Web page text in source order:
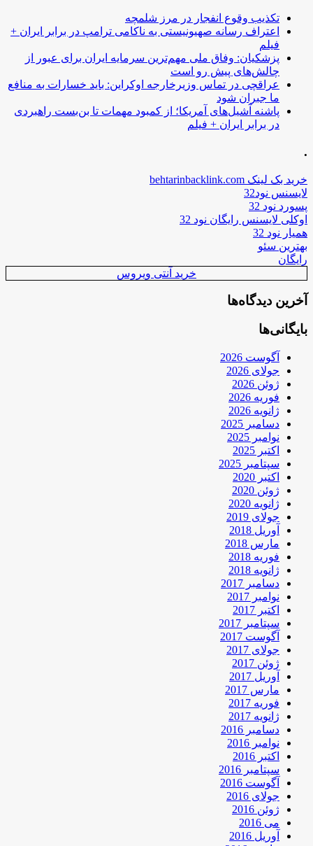
تکذیب وقوع انفجار در مرز شلمچه
اعتراف رسانه صهیونیستی به ناکامی ترامپ در برابر ایران +
فیلم
پزشکیان: وفاق ملی مهم‌ترین سرمایه ایران برای عبور از
چالش‌های پیش رو است
عراقچی در تماس وزیرخارجه اوکراین: باید خسارات به منافع
ما جبران شود
پاشنه آشیل‌های آمریکا؛ از کمبود مهمات تا بن‌بست راهبردی
در برابر ایران + فیلم
.
خرید بک لینک behtarinbacklink.com
لایسنس نود32
پسورد نود 32
اوکلی لایسنس رایگان نود 32
همیار نود 32
بهترین سئو
رایگان
خرید آنتی ویروس
آخرین دیدگاه‌ها
بایگانی‌ها
آگوست 2026
جولای 2026
ژوئن 2026
فوریه 2026
ژانویه 2026
دسامبر 2025
نوامبر 2025
اکتبر 2025
سپتامبر 2025
اکتبر 2020
ژوئن 2020
ژانویه 2020
جولای 2019
آوریل 2018
مارس 2018
فوریه 2018
ژانویه 2018
دسامبر 2017
نوامبر 2017
اکتبر 2017
سپتامبر 2017
آگوست 2017
جولای 2017
ژوئن 2017
آوریل 2017
مارس 2017
فوریه 2017
ژانویه 2017
دسامبر 2016
نوامبر 2016
اکتبر 2016
سپتامبر 2016
آگوست 2016
جولای 2016
ژوئن 2016
می 2016
آوریل 2016